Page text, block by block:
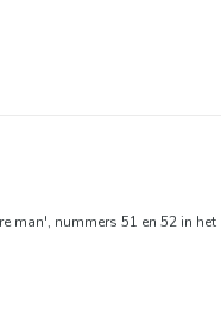
man', nummers 51 en 52 in